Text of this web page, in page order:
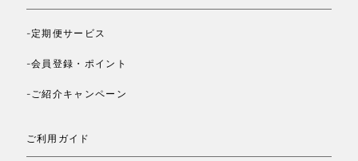
-定期便サービス
-会員登録・ポイント
-ご紹介キャンペーン
ご利用ガイド